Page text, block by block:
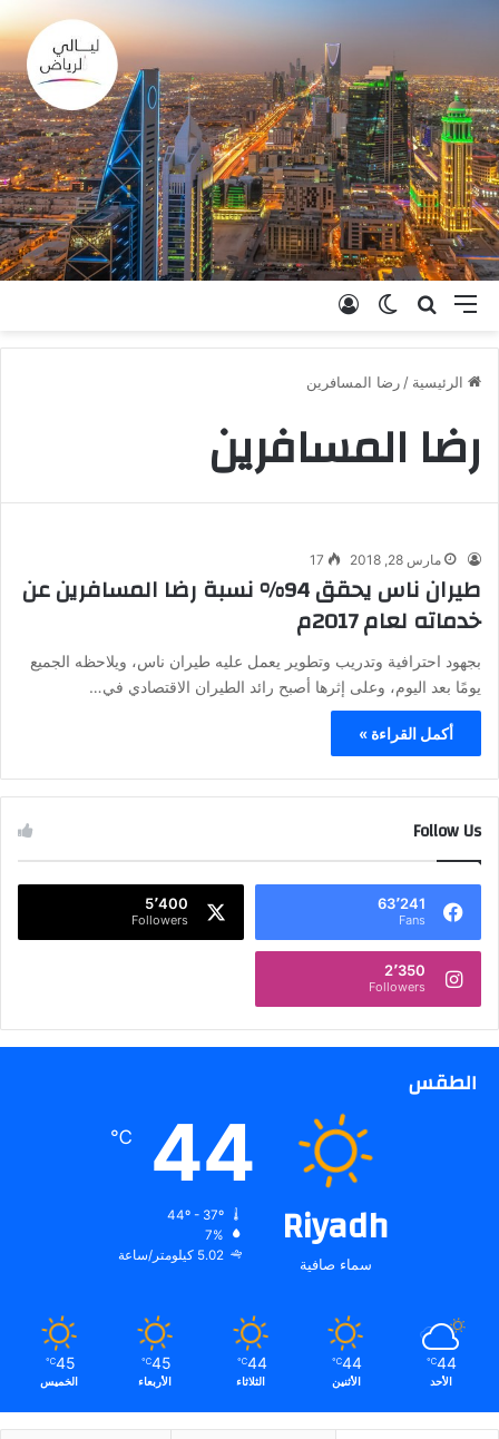
القائمة بحث عنالوضع المظلم
الرئيسية / رضا المسافرين
رضا المسافرين
مارس 28, 2018 17
طيران ناس يحقق 94% نسبة رضا المسافرين عن
خدماته لعام 2017م
بجهود احترافية وتدريب وتطوير يعمل عليه طيران ناس، ويلاحظه الجميع
يومًا بعد اليوم، وعلى إثرها أصبح رائد الطيران الاقتصادي في…
أكمل القراءة »
Follow Us
63٬241
Fans
5٬400
Followers
2٬350
Followers
الطقس
Riyadh
سماء صافية
44
℃
7%
5.02 كيلومتر/ساعة
44
℃
الأحد
44
℃
الأثنين
44
℃
الثلاثاء
45
℃
الأربعاء
45
℃
الخميس